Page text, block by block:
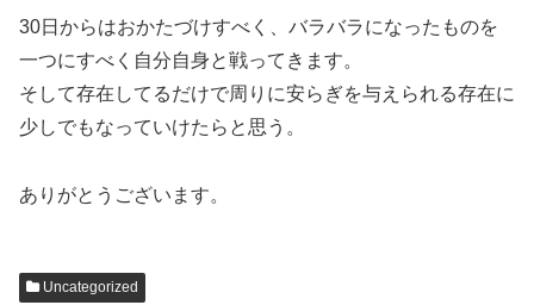
30日からはおかたづけすべく、バラバラになったものを
一つにすべく自分自身と戦ってきます。
そして存在してるだけで周りに安らぎを与えられる存在に
少しでもなっていけたらと思う。
ありがとうございます。
Uncategorized